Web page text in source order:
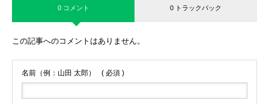
0 コメント 0 トラックバック
この記事へのコメントはありません。
名前（例：山田 太郎） ( 必須 )